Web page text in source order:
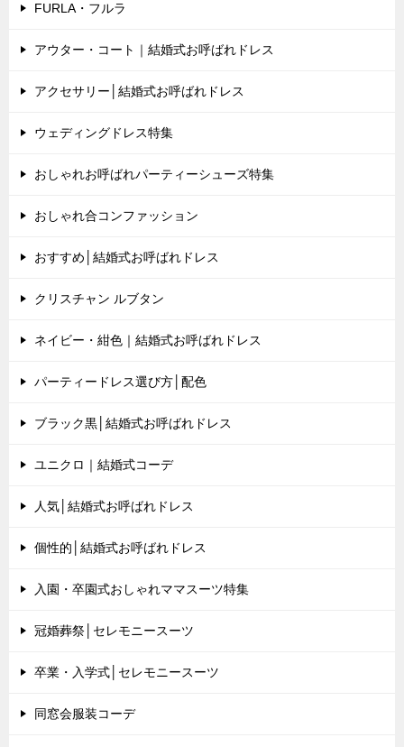
FURLA・フルラ
アウター・コート｜結婚式お呼ばれドレス
アクセサリー│結婚式お呼ばれドレス
ウェディングドレス特集
おしゃれお呼ばれパーティーシューズ特集
おしゃれ合コンファッション
おすすめ│結婚式お呼ばれドレス
クリスチャン ルブタン
ネイビー・紺色｜結婚式お呼ばれドレス
パーティードレス選び方│配色
ブラック黒│結婚式お呼ばれドレス
ユニクロ｜結婚式コーデ
人気│結婚式お呼ばれドレス
個性的│結婚式お呼ばれドレス
入園・卒園式おしゃれママスーツ特集
冠婚葬祭│セレモニースーツ
卒業・入学式│セレモニースーツ
同窓会服装コーデ